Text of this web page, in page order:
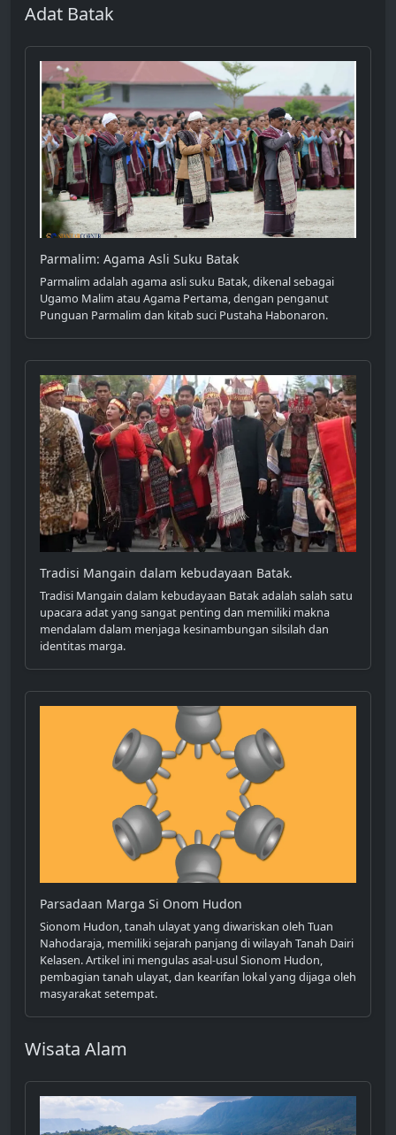
Adat Batak
Parmalim: Agama Asli Suku Batak
Parmalim adalah agama asli suku Batak, dikenal sebagai
Ugamo Malim atau Agama Pertama, dengan penganut
Punguan Parmalim dan kitab suci Pustaha Habonaron.
Tradisi Mangain dalam kebudayaan Batak.
Tradisi Mangain dalam kebudayaan Batak adalah salah satu
upacara adat yang sangat penting dan memiliki makna
mendalam dalam menjaga kesinambungan silsilah dan
identitas marga.
Parsadaan Marga Si Onom Hudon
Sionom Hudon, tanah ulayat yang diwariskan oleh Tuan
Nahodaraja, memiliki sejarah panjang di wilayah Tanah Dairi
Kelasen. Artikel ini mengulas asal-usul Sionom Hudon,
pembagian tanah ulayat, dan kearifan lokal yang dijaga oleh
masyarakat setempat.
Wisata Alam